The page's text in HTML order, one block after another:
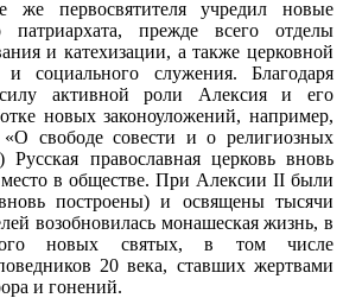
же первосвятителя учредил новые
патриархата, прежде всего отделы
и катехизации, а также церковной
и социального служения. Благодаря
активной роли Алексия и его
новых законоуложений, например,
«О свободе совести и о религиозных
Русская православная церковь вновь
место в обществе. При Алексии II были
построены) и освящены тысячи
возобновилась монашеская жизнь, в
новых святых, в том числе
20 века, ставших жертвами
и гонений.